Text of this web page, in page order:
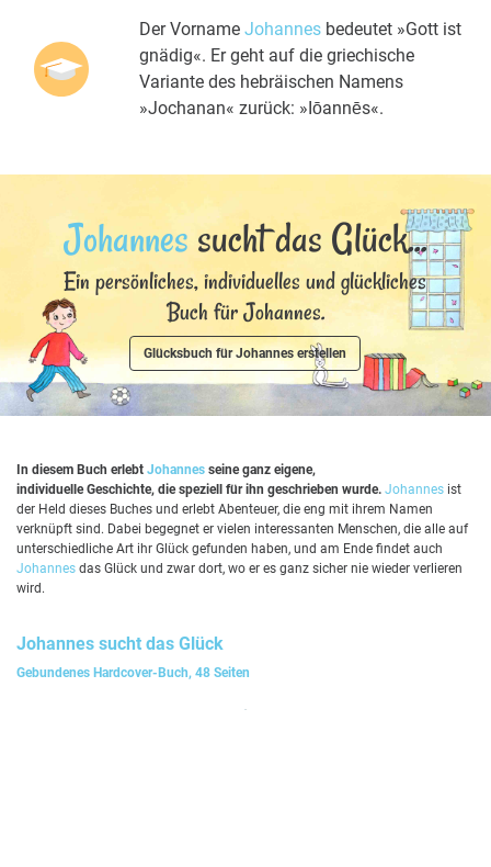
Der Vorname Johannes bedeutet »Gott ist
gnädig«. Er geht auf die griechische
Variante des hebräischen Namens
»Jochanan« zurück: »Iōannēs«.
Johannes sucht das Glück...
Ein persönliches, individuelles und glückliches
Buch für Johannes.
Glücksbuch für Johannes erstellen
In diesem Buch erlebt Johannes seine ganz eigene,
individuelle Geschichte, die speziell für ihn geschrieben wurde. Johannes ist
der Held dieses Buches und erlebt Abenteuer, die eng mit ihrem Namen
verknüpft sind. Dabei begegnet er vielen interessanten Menschen, die alle auf
unterschiedliche Art ihr Glück gefunden haben, und am Ende findet auch
Johannes das Glück und zwar dort, wo er es ganz sicher nie wieder verlieren
wird.
Johannes sucht das Glück
Gebundenes Hardcover-Buch, 48 Seiten